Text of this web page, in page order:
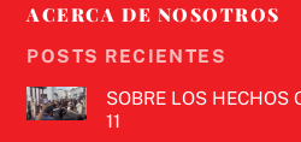
ACERCA DE NOSOTROS
POSTS RECIENTES
SOBRE LOS HECHOS
11